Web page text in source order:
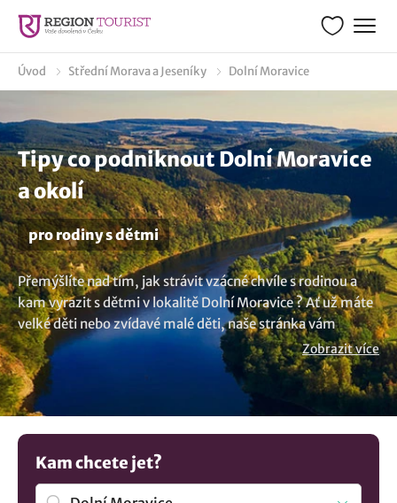
Úvod Střední Morava a Jeseníky Dolní Moravice
Tipy co podniknout Dolní Moravice
a okolí
pro rodiny s dětmi
Přemýšlíte nad tím, jak strávit vzácné chvíle s rodinou a
kam vyrazit s dětmi v lokalitě Dolní Moravice ? Ať už máte
velké děti nebo zvídavé malé děti, naše stránka vám
poskytne zajímavé i originální nápady s tipy kam na výlety
s dětmi v destinaci Dolní Moravice. Prozkoumejte
různorodé možnosti zábavy, zábavné aktivity, objevujte
skryté kouty vhodná pro rodinné výpravy a najděte tipy
kudy z nudy s dětmi. Přinášíme vám nejen inspiraci, co
vidět a co dělat, ale i rady, jak udělat každý rodinný výlet
nezapomenutelným. Obohaťte svůj volný čas s našimi tipy
na výlet a užijte si ho s vašimi dětmi na plno!
Zobrazit více
Kam chcete jet?